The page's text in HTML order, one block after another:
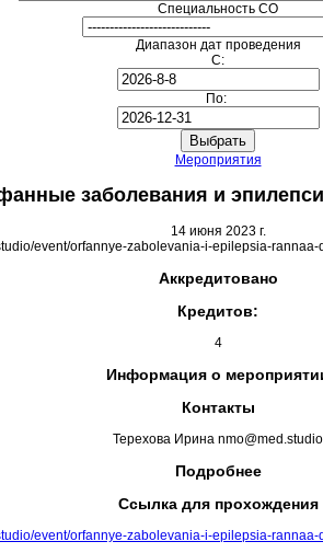
Специальность СО
Диапазон дат проведения
С:
По:
Мероприятия
заболевания и
14 июня 2023 г.
event/orfannye-zabolevania-i-epilepsia-
Аккредитовано
Кредитов:
4
Информация о
Контакты
Терехова Ирина nmo@med.studio
Подробнее
Ссылка для прохождения
event/orfannye-zabolevania-i-epilepsia-